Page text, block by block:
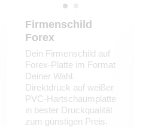
Firmenschild
Forex
Dein Firmenschild auf
Forex-Platte im Format
Deiner Wahl.
Direktdruck auf weißer
PVC-Hartschaumplatte
in bester Druckqualität
zum günstigen Preis.